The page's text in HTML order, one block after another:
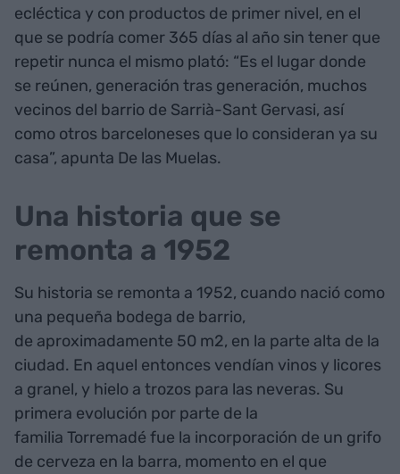
ecléctica y con productos de primer nivel, en el
que se podría comer 365 días al año sin tener que
repetir nunca el mismo plató: “Es el lugar donde
se reúnen, generación tras generación, muchos
vecinos del barrio de Sarrià-Sant Gervasi, así
como otros barceloneses que lo consideran ya su
casa”, apunta De las Muelas.
Una historia que se
remonta a 1952
Su historia se remonta a 1952, cuando nació como
una pequeña bodega de barrio,
de aproximadamente 50 m2, en la parte alta de la
ciudad. En aquel entonces vendían vinos y licores
a granel, y hielo a trozos para las neveras. Su
primera evolución por parte de la
familia Torremadé fue la incorporación de un grifo
de cerveza en la barra, momento en el que